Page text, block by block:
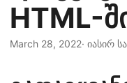
n
HTML-
March 28, 2022· იასირ